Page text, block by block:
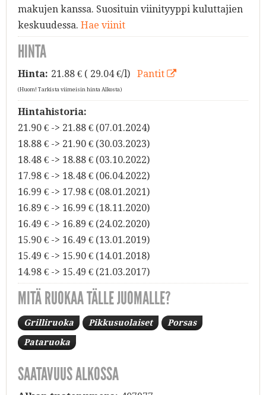
makujen kanssa. Suosituin viinityyppi kuluttajien
keskuudessa. Hae viinit
HINTA
Hinta: 21.88€ ( 29.04 €/l) Pantit
(Huom! Tarkista viimeisin hinta Alkosta)
Hintahistoria:
21.90 € -> 21.88 € (07.01.2024)
18.88 € -> 21.90 € (30.03.2023)
18.48 € -> 18.88 € (03.10.2022)
17.98 € -> 18.48 € (06.04.2022)
16.99 € -> 17.98 € (08.01.2021)
16.89 € -> 16.99 € (18.11.2020)
16.49 € -> 16.89 € (24.02.2020)
15.90 € -> 16.49 € (13.01.2019)
15.49 € -> 15.90 € (14.01.2018)
14.98 € -> 15.49 € (21.03.2017)
MITÄ RUOKAA TÄLLE JUOMALLE?
Grilliruoka Pikkusuolaiset Porsas
Pataruoka
SAATAVUUS ALKOSSA